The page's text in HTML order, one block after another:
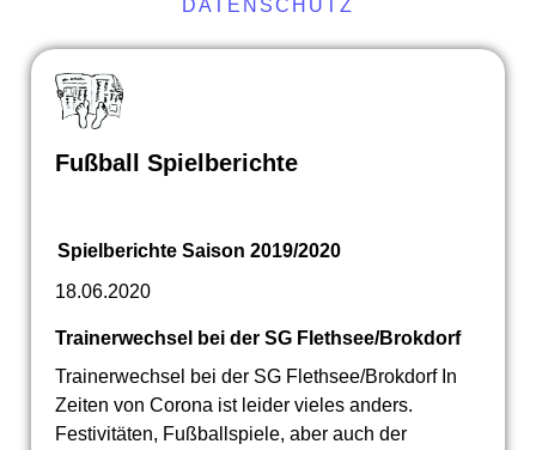
DATENSCHUTZ
Fußball Spielberichte
Spielberichte Saison 2019/2020
18.06.2020
Trainerwechsel bei der SG Flethsee/Brokdorf
Trainerwechsel bei der SG Flethsee/Brokdorf In
Zeiten von Corona ist leider vieles anders.
Festivitäten, Fußballspiele, aber auch der